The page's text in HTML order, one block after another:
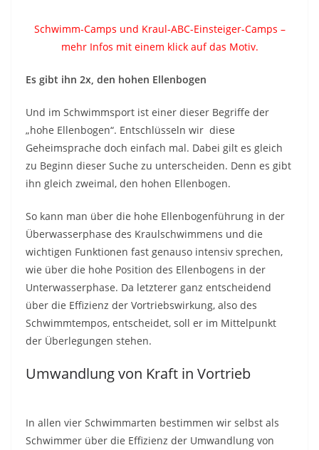
Schwimm-Camps und Kraul-ABC-Einsteiger-Camps –
mehr Infos mit einem klick auf das Motiv.
Es gibt ihn 2x, den hohen Ellenbogen
Und im Schwimmsport ist einer dieser Begriffe der
„hohe Ellenbogen“. Entschlüsseln wir diese
Geheimsprache doch einfach mal. Dabei gilt es gleich
zu Beginn dieser Suche zu unterscheiden. Denn es gibt
ihn gleich zweimal, den hohen Ellenbogen.
So kann man über die hohe Ellenbogenführung in der
Überwasserphase des Kraulschwimmens und die
wichtigen Funktionen fast genauso intensiv sprechen,
wie über die hohe Position des Ellenbogens in der
Unterwasserphase. Da letzterer ganz entscheidend
über die Effizienz der Vortriebswirkung, also des
Schwimmtempos, entscheidet, soll er im Mittelpunkt
der Überlegungen stehen.
Umwandlung von Kraft in Vortrieb
In allen vier Schwimmarten bestimmen wir selbst als
Schwimmer über die Effizienz der Umwandlung von